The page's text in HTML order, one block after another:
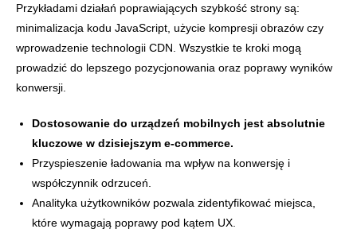
Przykładami działań poprawiających szybkość strony są:
minimalizacja kodu JavaScript, użycie kompresji obrazów czy
wprowadzenie technologii CDN. Wszystkie te kroki mogą
prowadzić do lepszego pozycjonowania oraz poprawy wyników
konwersji.
Dostosowanie do urządzeń mobilnych jest absolutnie
kluczowe w dzisiejszym e-commerce.
Przyspieszenie ładowania ma wpływ na konwersję i
współczynnik odrzuceń.
Analityka użytkowników pozwala zidentyfikować miejsca,
które wymagają poprawy pod kątem UX.